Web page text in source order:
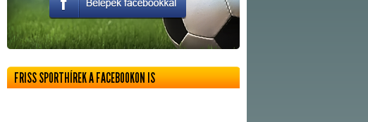
FRISS SPORTHÍREK A FACEBOOKON IS